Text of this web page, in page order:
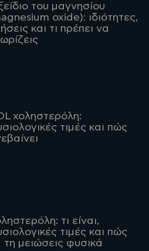
του μαγνησίου
oxide): ιδιότητες,
και τι πρέπει να
χοληστερόλη:
τιμές και πώς
τι είναι,
τιμές και πώς
τη μειώσεις φυσικά